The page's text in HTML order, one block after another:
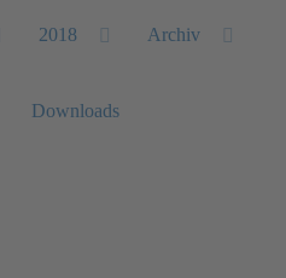
2018 Archiv
Downloads